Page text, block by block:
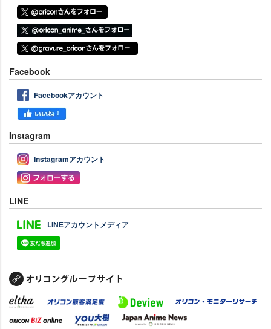
Facebook
Facebookアカウント
Instagram
Instagramアカウント
LINE
LINEアカウントメディア